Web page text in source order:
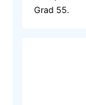
Grad 55.